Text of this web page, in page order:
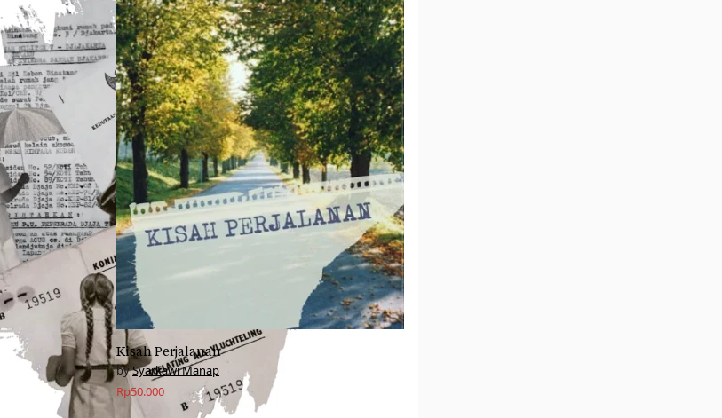
Kisah Perjalanan
Syarkawi Manap
Rp50.000